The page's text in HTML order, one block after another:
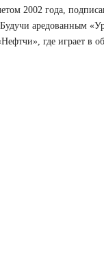
2002 года,
аредованным
где играет в